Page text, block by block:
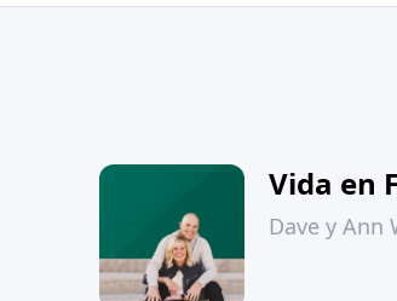
Vida en
Dave y Ann